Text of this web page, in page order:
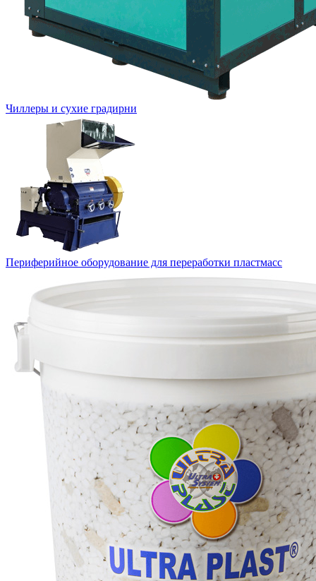
Чиллеры и сухие градирни
Периферийное оборудование для переработки пластмасс